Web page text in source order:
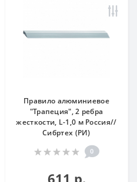
Правило алюминиевое
"Трапеция", 2 ребра
жесткости, L-1,0 м Россия//
Сибртех (РИ)
0
611 р.